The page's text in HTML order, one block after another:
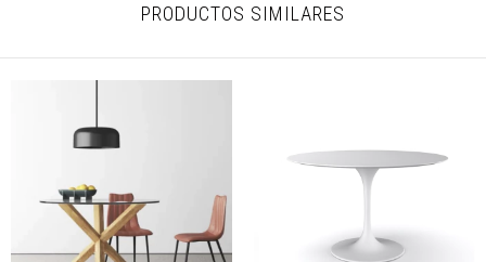
PRODUCTOS SIMILARES